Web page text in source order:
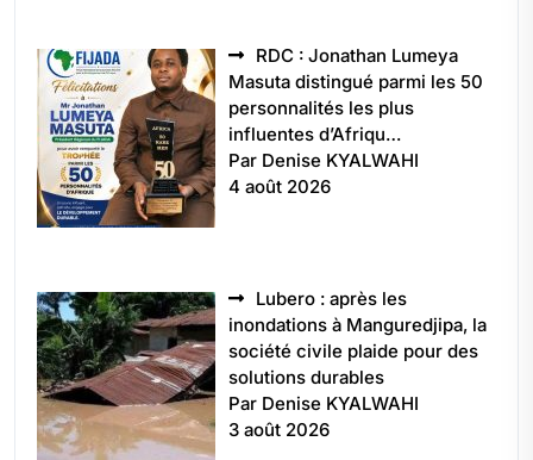
RDC : Jonathan Lumeya
Masuta distingué parmi les 50
personnalités les plus
influentes d’Afriqu…
Par Denise KYALWAHI
4 août 2026
Lubero : après les
inondations à Manguredjipa, la
société civile plaide pour des
solutions durables
Par Denise KYALWAHI
3 août 2026